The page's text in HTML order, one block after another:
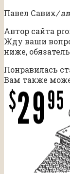
Павел Савих/
Автор сайта
Жду ваши
ниже,
Понравилась
Вам также